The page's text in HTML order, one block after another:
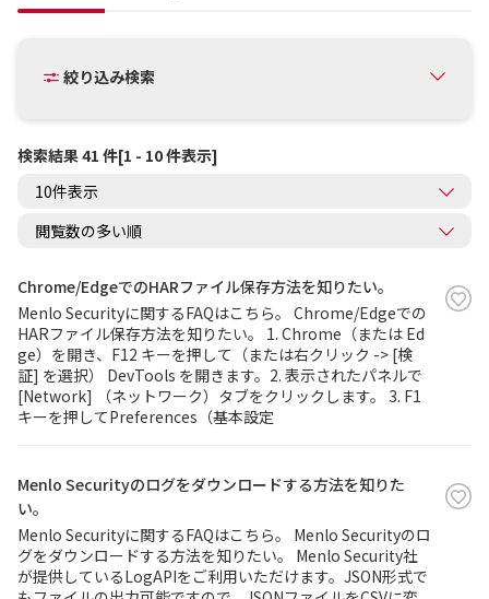
絞り込み検索
検索結果 41 件[1 - 10 件表示]
Chrome/EdgeでのHARファイル保存方法を知りたい。
Menlo Securityに関するFAQはこちら。 Chrome/Edgeでの
HARファイル保存方法を知りたい。 1. Chrome（または Ed
ge）を開き、F12 キーを押して（または右クリック -> [検
証] を選択） DevTools を開きます。2. 表示されたパネルで
[Network] （ネットワーク）タブをクリックします。 3. F1
キーを押してPreferences（基本設定
Menlo Securityのログをダウンロードする方法を知りた
い。
Menlo Securityに関するFAQはこちら。 Menlo Securityのロ
グをダウンロードする方法を知りたい。 Menlo Security社
が提供しているLogAPIをご利用いただけます。JSON形式で